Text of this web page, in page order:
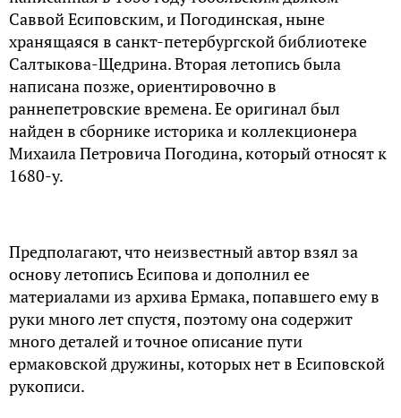
Саввой Есиповским, и Погодинская, ныне
хранящаяся в санкт-петербургской библиотеке
Салтыкова-Щедрина. Вторая летопись была
написана позже, ориентировочно в
раннепетровские времена. Ее оригинал был
найден в сборнике историка и коллекционера
Михаила Петровича Погодина, который относят к
1680-у.
Предполагают, что неизвестный автор взял за
основу летопись Есипова и дополнил ее
материалами из архива Ермака, попавшего ему в
руки много лет спустя, поэтому она содержит
много деталей и точное описание пути
ермаковской дружины, которых нет в Есиповской
рукописи.